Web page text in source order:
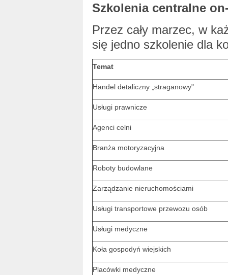
Szkolenia centralne
Przez cały marzec, w
się jedno szkolenie dla
Temat
Handel detaliczny „straganowy"
Usługi prawnicze
Agenci celni
Branża motoryzacyjna
Roboty budowlane
Zarządzanie nieruchomościami
Usługi transportowe przewozu osób
Usługi medyczne
Koła gospodyń wiejskich
Placówki medyczne